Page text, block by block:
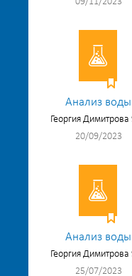
Анализ воды
Георгия Димитрова
20/09/2023
Анализ воды
Георгия Димитрова
25/07/2023